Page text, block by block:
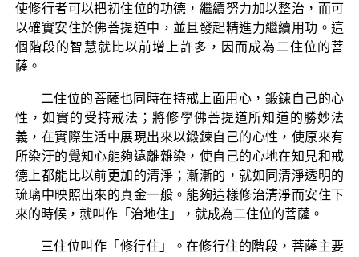
使修行者可以把初住位的功德，繼續努力加以整治，而可
以確實安住於佛菩提道中，並且發起精進力繼續用功。這
個階段的智慧就比以前增上許多，因而成為二住位的菩
薩。
二住位的菩薩也同時在持戒上面用心，鍛鍊自己的心
性，如實的受持戒法；將修學佛菩提道所知道的勝妙法
義，在實際生活中展現出來以鍛鍊自己的心性，使原來有
所染汙的覺知心能夠遠離雜染，使自己的心地在知見和戒
德上都能比以前更加的清淨；漸漸的，就如同清淨透明的
琉璃中映照出來的真金一般。能夠這樣修治清淨而安住下
來的時候，就叫作「治地住」，就成為二住位的菩薩。
三住位叫作「修行住」。在修行住的階段，菩薩主要